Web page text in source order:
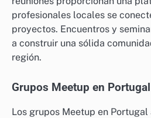
profesionales locales se
proyectos. Encuentros y
a construir una sólida
región.
Grupos Meetup en Portugal
Los grupos Meetup en